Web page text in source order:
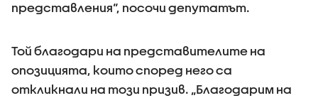
представления“, посочи депутатът.
Той благодари на представителите на
опозицията, които според него са
откликнали на този призив. „Благодарим на